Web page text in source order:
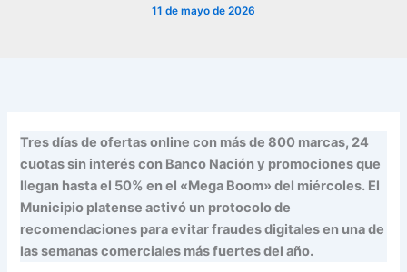
11 de mayo de 2026
Tres días de ofertas online con más de 800 marcas, 24
cuotas sin interés con Banco Nación y promociones que
llegan hasta el 50% en el «Mega Boom» del miércoles. El
Municipio platense activó un protocolo de
recomendaciones para evitar fraudes digitales en una de
las semanas comerciales más fuertes del año.